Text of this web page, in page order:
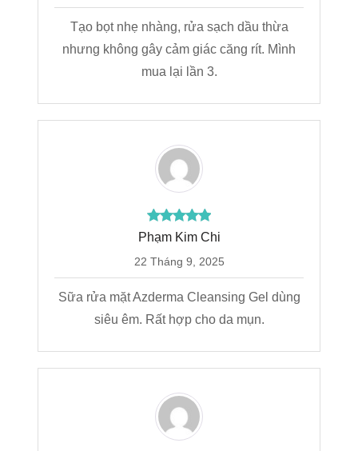
Tạo bọt nhẹ nhàng, rửa sạch dầu thừa
nhưng không gây cảm giác căng rít. Mình
mua lại lần 3.
Phạm Kim Chi
22 Tháng 9, 2025
Sữa rửa mặt Azderma Cleansing Gel dùng
siêu êm. Rất hợp cho da mụn.